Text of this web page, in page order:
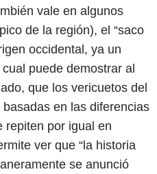
vale en algunos
de la región), el “saco
occidental, ya un
puede demostrar al
que los vericuetos del
en las diferencias
repiten por igual en
ver que “la historia
se anunció